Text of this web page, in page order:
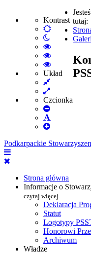
Kontrast
Default
mode
Włącz
tryb
nocny
High
Contrast
Black
White
High
Contrast
Black
High
Contrast
mode
Układ
Fixed
layout
Wide
layout
Czcionka
Set
Font
Set
Font
Podkarpackie
Strona główna
Informacje o
czytaj więcej
Deklaracja
Statut
Logotypy
Honorowi
Archiwum
Władze
Jesteś
tutaj: